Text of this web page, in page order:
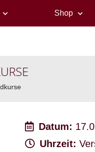
Shop
Datum:
Uhrzeit: